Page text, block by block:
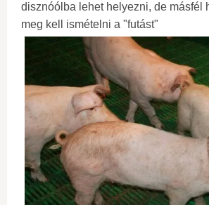
disznóólba lehet helyezni, de másfél
meg kell ismételni a "futást"